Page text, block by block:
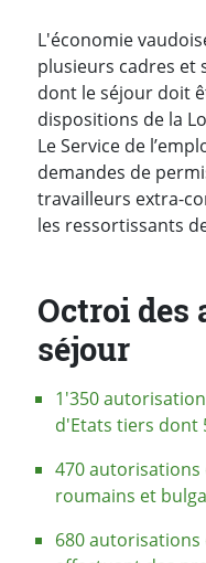
L'économie
plusieurs cadres et
dont le séjour doit
dispositions de la
Le Service de
demandes de
travailleurs extra-
les ressortissants
Octroi des
séjour
1'350
d'Etats tiers dont
470 autorisations
roumains et
680 autorisations